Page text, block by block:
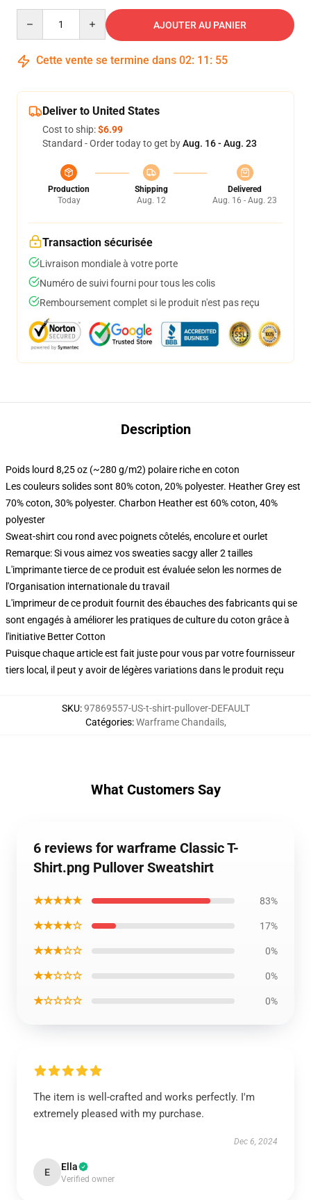
AJOUTER AU PANIER
Cette vente se termine dans 02: 11 : 54
Deliver to United States
Cost to ship:$6.99
Standard - Order today to get byAug. 16 - Aug. 23
Production
Today
Shipping
Aug. 12
Delivered
Aug. 16 - Aug. 23
Transaction sécurisée
Livraison mondiale à votre porte
Numéro de suivi fourni pour tous les colis
Remboursement complet si le produit n'est pas reçu
Description
Poids lourd 8,25 oz (~280 g/m2) polaire riche en coton
Les couleurs solides sont 80% coton, 20% polyester. Heather Grey est
70% coton, 30% polyester. Charbon Heather est 60% coton, 40%
polyester
Sweat-shirt cou rond avec poignets côtelés, encolure et ourlet
Remarque: Si vous aimez vos sweaties sacgy aller 2 tailles
L'imprimante tierce de ce produit est évaluée selon les normes de
l'Organisation internationale du travail
L'imprimeur de ce produit fournit des ébauches des fabricants qui se
sont engagés à améliorer les pratiques de culture du coton grâce à
l'initiative Better Cotton
Puisque chaque article est fait juste pour vous par votre fournisseur
tiers local, il peut y avoir de légères variations dans le produit reçu
SKU:97869557-US-t-shirt-pullover-DEFAULT
Catégories:Warframe Chandails,
What Customers Say
6 reviews for warframe Classic T-
Shirt.png Pullover Sweatshirt
★★★★★ 83%
★★★★☆ 17%
★★★☆☆ 0%
★★☆☆☆ 0%
★☆☆☆☆ 0%
The item is well-crafted and works perfectly. I'm
extremely pleased with my purchase.
Dec 6, 2024
E Ella
Verified owner